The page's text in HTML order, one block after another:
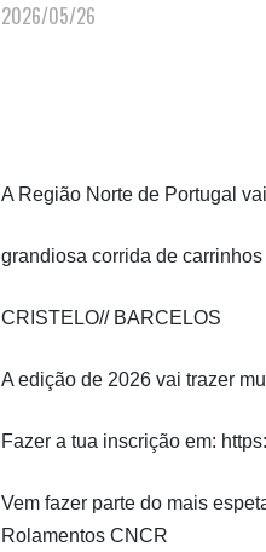
2026/05/26
A Região Norte de Portugal
grandiosa corrida de
CRISTELO// BARCELOS
A edição de 2026 vai trazer
Fazer a tua inscrição em:
Vem fazer parte do mais
Rolamentos CNCR